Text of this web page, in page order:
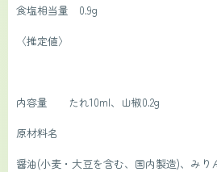
食塩相当量　0.9g
〈推定値〉
内容量　　たれ10ml、山椒0.2g
原材料名
醤油(小麦・大豆を含む、国内製造)、みり